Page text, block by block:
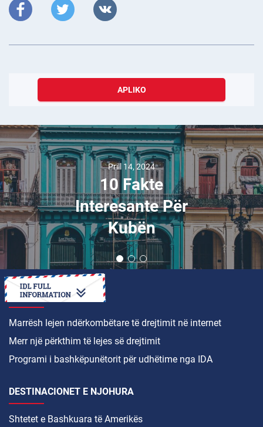
APLIKO
Prill 14, 2024
10 Fakte
Interesante Për
Kubën
SI TË
Marrësh lejen ndërkombëtare të drejtimit në internet
Merr një përkthim të lejes së drejtimit
Programi i bashkëpunëtorit për udhëtime nga IDA
DESTINACIONET E NJOHURA
Shtetet e Bashkuara të Amerikës